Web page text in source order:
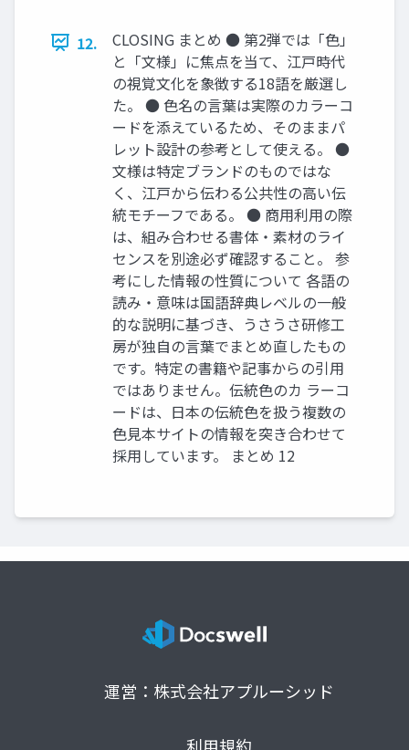
12.
CLOSING まとめ ● 第2弾では「色」
と「文様」に焦点を当て、江戸時代
の視覚文化を象徴する18語を厳選し
た。 ● 色名の言葉は実際のカラーコ
ードを添えているため、そのままパ
レット設計の参考として使える。 ●
文様は特定ブランドのものではな
く、江戸から伝わる公共性の高い伝
統モチーフである。 ● 商用利用の際
は、組み合わせる書体・素材のライ
センスを別途必ず確認すること。 参
考にした情報の性質について 各語の
読み・意味は国語辞典レベルの一般
的な説明に基づき、うさうさ研修工
房が独自の言葉でまとめ直したもの
です。特定の書籍や記事からの引用
ではありません。伝統色のカ ラーコ
ードは、日本の伝統色を扱う複数の
色見本サイトの情報を突き合わせて
採用しています。 まとめ 12
運営：株式会社アプルーシッド